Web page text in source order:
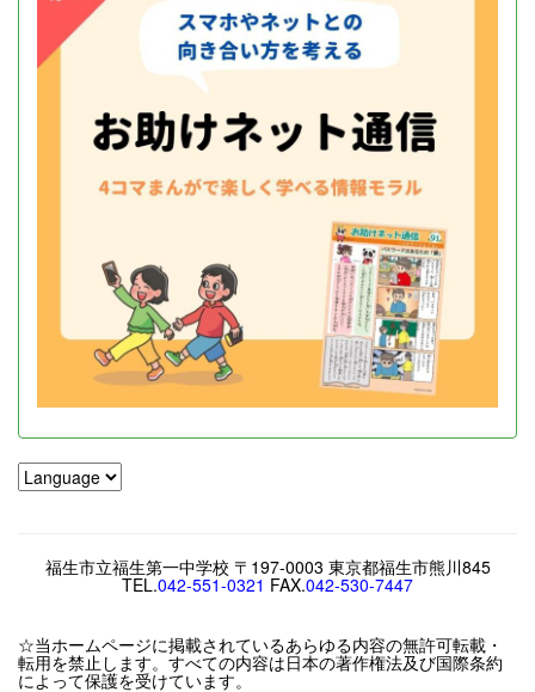
福生市立福生第一中学校 〒197-0003 東京都福生市熊川845
TEL.042-551-0321 FAX.042-530-7447
☆当ホームページに掲載されているあらゆる内容の無許可転載・
転用を禁止します。すべての内容は日本の著作権法及び国際条約
によって保護を受けています。